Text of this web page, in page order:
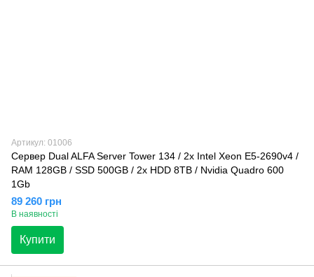
Артикул: 01006
Сервер Dual ALFA Server Tower 134 / 2х Intel Xeon E5-2690v4 /
RAM 128GB / SSD 500GB / 2x HDD 8TB / Nvidia Quadro 600
1Gb
89 260 грн
В наявності
Купити